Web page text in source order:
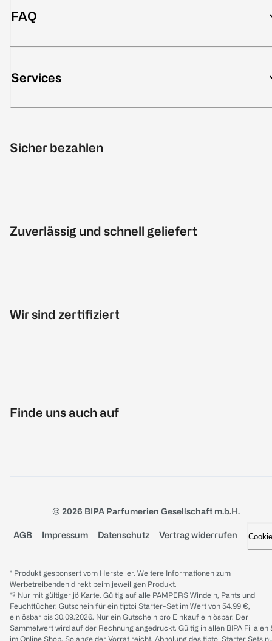
FAQ
Services
Sicher bezahlen
Zuverlässig und schnell geliefert
Wir sind zertifiziert
Finde uns auch auf
© 2026 BIPA Parfumerien Gesellschaft m.b.H.
AGB Impressum Datenschutz Vertrag widerrufen
* Produkt gesponsert vom Hersteller. Weitere Informationen zum
Werbetreibenden direkt beim jeweiligen Produkt.
*³ Nur mit gültiger jö Karte. Gültig auf alle PAMPERS Windeln, Pants und
Feuchttücher. Gutschein für ein tiptoi Starter-Set im Wert von 54.99 €,
einlösbar bis 30.09.2026. Nur ein Gutschein pro Einkauf einlösbar. Der
Sammelwert wird auf der Rechnung angedruckt. Gültig in allen BIPA Filialen
im Online Shop. Solange der Vorrat reicht. Abholung des tiptoi Starter Sets